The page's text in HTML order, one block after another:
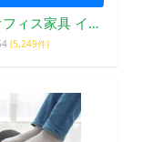
ィス家具 イン
テリア
(5,249件)